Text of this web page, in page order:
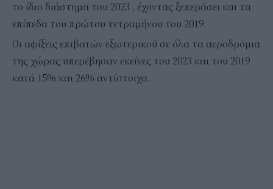
το ίδιο διάστημα του 2023 , έχοντας ξεπεράσει και τα
επίπεδα του πρώτου τετραμήνου του 2019.
Οι αφίξεις επιβατών εξωτερικού σε όλα τα αεροδρόμια
της χώρας υπερέβησαν εκείνες του 2023 και του 2019
κατά 15% και 26% αντίστοιχα.